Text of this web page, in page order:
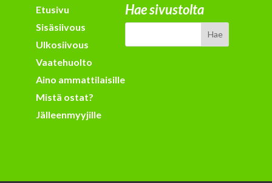
Etusivu
Sisäsiivous
Ulkosiivous
Vaatehuolto
Aino ammattilaisille
Mistä ostat?
Jälleenmyyjille
Hae sivustolta